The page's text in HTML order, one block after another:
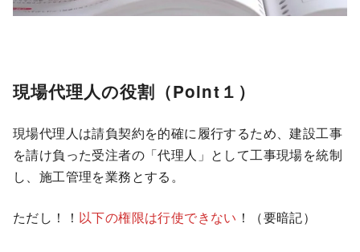
現場代理人の役割（Point１）
現場代理人は請負契約を的確に履行するため、建設工事
を請け負った受注者の「代理人」として工事現場を統制
し、施工管理を業務とする。
ただし！！ 以下の権限は行使できない ！（要暗記）